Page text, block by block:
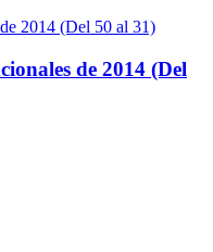
2014 (Del 50 al 31)
de 2014 (Del